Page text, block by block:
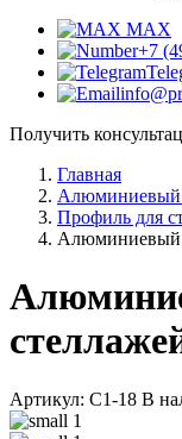
MAX
+7
Получить
Главная
Алюминиевый
Профиль для
Алюминиевый
Артикул: С1-18 В